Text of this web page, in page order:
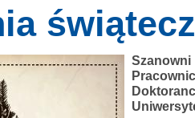
Szanowni